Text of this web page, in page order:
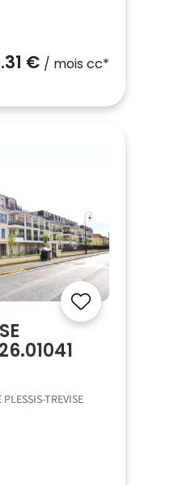
€ / mois cc*
TREVISE